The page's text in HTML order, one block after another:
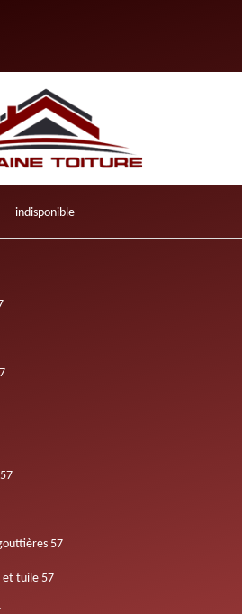
indisponible
57
et tuile 57